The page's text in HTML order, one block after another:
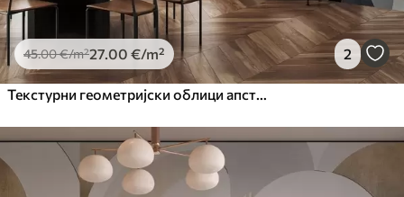
45.00€/m²27 .00 €/m² 2